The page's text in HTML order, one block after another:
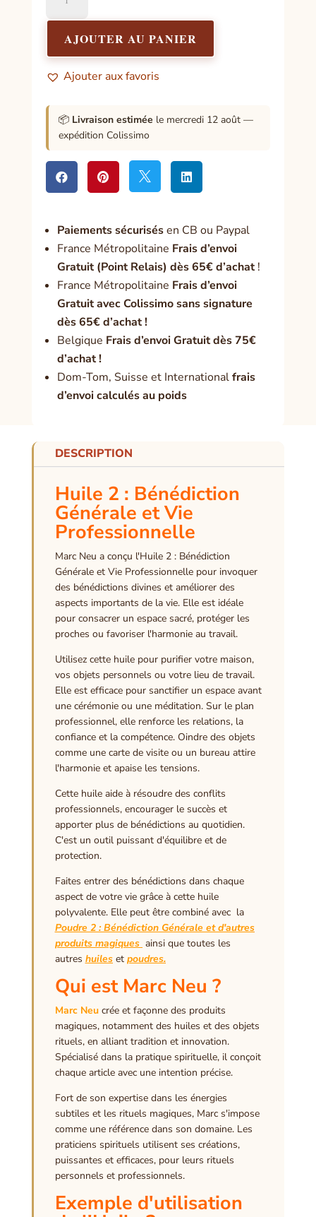
Huile
Bénédiction
Générale
Vie
Professionnelle
AJOUTER AU PANIER
Ajouter aux favoris
📦 Livraison estimée le mercredi 12 août —
expédition Colissimo
   
Paiements sécurisésen CB ou Paypal
France Métropolitaine Frais d’envoi
Gratuit (Point Relais) dès 65€ d’achat!
France Métropolitaine Frais d’envoi
Gratuit avec Colissimo sans signature
dès 65€ d’achat !
Belgique Frais d’envoi Gratuit dès 75€
d’achat !
Dom-Tom, Suisse et Internationalfrais
d’envoi calculés au poids
DESCRIPTION
Huile 2 : Bénédiction
Générale et Vie
Professionnelle
Marc Neu a conçu l'Huile 2 : Bénédiction
Générale et Vie Professionnelle pour invoquer
des bénédictions divines et améliorer des
aspects importants de la vie. Elle est idéale
pour consacrer un espace sacré, protéger les
proches ou favoriser l'harmonie au travail.
Utilisez cette huile pour purifier votre maison,
vos objets personnels ou votre lieu de travail.
Elle est efficace pour sanctifier un espace avant
une cérémonie ou une méditation. Sur le plan
professionnel, elle renforce les relations, la
confiance et la compétence. Oindre des objets
comme une carte de visite ou un bureau attire
l'harmonie et apaise les tensions.
Cette huile aide à résoudre des conflits
professionnels, encourager le succès et
apporter plus de bénédictions au quotidien.
C'est un outil puissant d'équilibre et de
protection.
Faites entrer des bénédictions dans chaque
aspect de votre vie grâce à cette huile
polyvalente. Elle peut être combiné avec la
Poudre 2 : Bénédiction Générale et d'autres
produits magiques ainsi que toutes les
autres huiles et poudres.
Qui est Marc Neu ?
Marc Neucrée et façonne des produits
magiques, notamment des huiles et des objets
rituels, en alliant tradition et innovation.
Spécialisé dans la pratique spirituelle, il conçoit
chaque article avec une intention précise.
Fort de son expertise dans les énergies
subtiles et les rituels magiques, Marc s'impose
comme une référence dans son domaine. Les
praticiens spirituels utilisent ses créations,
puissantes et efficaces, pour leurs rituels
personnels et professionnels.
Exemple d'utilisation